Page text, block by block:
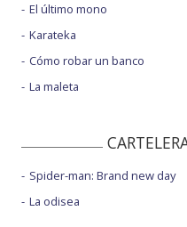
El último mono
Karateka
Cómo robar un banco
La maleta
Spider-man: Brand new day
La odisea